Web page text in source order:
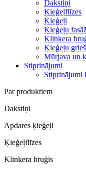
Dakstiņi
Ķieģeļflīzes
Ķieģeļi
Ķieģeļu
Klinkera
Ķieģeļu
Mūrjava un
Stiprinājumi
Stiprinājumi
Par produktiem
Dakstiņi
Apdares ķieģeļi
Ķieģeļflīzes
Klinkera bruģis